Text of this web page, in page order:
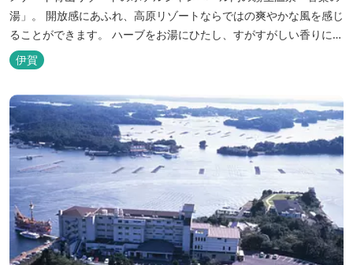
湯」。 開放感にあふれ、高原リゾートならではの爽やかな風を感じ
ることができます。 ハーブをお湯にひたし、すがすがしい香りに心
あらわれる「香りの湯」は、特に女性の方に人気です。 その他、
広々とした空間とたっぷりのお湯が魅力の「大浴場」、高原の景色
を満喫できる「露天風呂」、さらに「ミストサウナ」の合計4種の
お湯をお楽しみいただけま...
伊賀